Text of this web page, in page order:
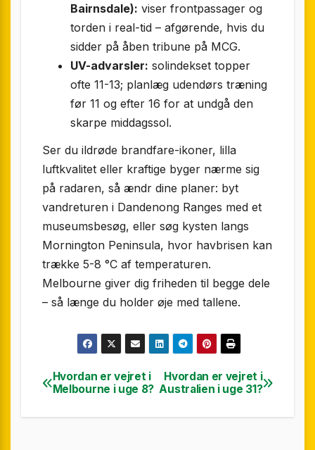
Bairnsdale): viser frontpassager og
torden i real-tid – afgørende, hvis du
sidder på åben tribune på MCG.
UV-advarsler: solindekset topper
ofte 11-13; planlæg udendørs træning
før 11 og efter 16 for at undgå den
skarpe middagssol.
Ser du ildrøde brandfare-ikoner, lilla
luftkvalitet eller kraftige byger nærme sig
på radaren, så ændr dine planer: byt
vandreturen i Dandenong Ranges med et
museumsbesøg, eller søg kysten langs
Mornington Peninsula, hvor havbrisen kan
trække 5-8 °C af temperaturen.
Melbourne giver dig friheden til begge dele
– så længe du holder øje med tallene.
Indlægsnavigation
Hvordan er vejret i
Australien i uge 31?
Hvordan er vejret i
Melbourne i uge 8?